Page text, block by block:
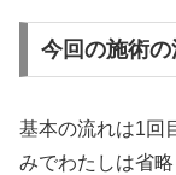
今回の施術の
基本の流れは1回
みでわたしは省略